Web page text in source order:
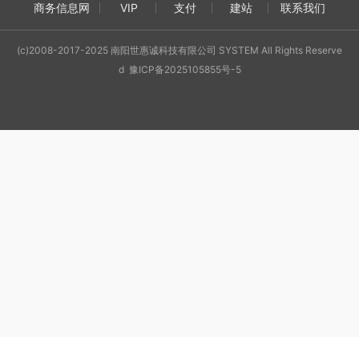
商务信息网 VIP 支付 建站 联系我们
(c)2008-2017-2025 南阳世惠诚科技有限公司 SYSTEM All Rights Reserve
d 豫ICP备2025105855号-5